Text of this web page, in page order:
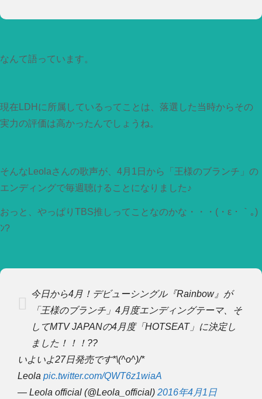
なんて語っています。
現在LDHに所属しているってことは、落選した当時からその
実力の評価は高かったんでしょうね。
そんなLeolaさんの歌声が、4月1日から「王様のブランチ」の
エンディングで毎週聴けることになりました♪
おっと、やっぱりTBS推しってことなのかな・・・(・ε・｀｡)
ﾝ?
今日から4月！デビューシングル『Rainbow』が
「王様のブランチ」4月度エンディングテーマ、そ
してMTV JAPANの4月度「HOTSEAT」に決定し
ました！！！??
いよいよ27日発売です*\(^o^)/*
Leola pic.twitter.com/QWT6z1wiaA
— Leola official (@Leola_official) 2016年4月1日